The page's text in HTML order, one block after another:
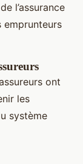
l’assurance
ont
les
système